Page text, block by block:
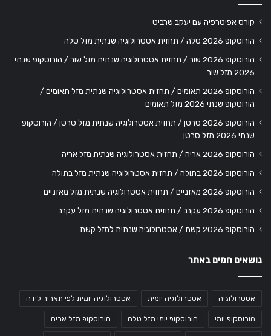
קורס אפיטרפיה עם יעקב שרביט
הורוסקופ 2026 טלה / תחזית אסטרולוגיה שנתית מזל טלה
הורוסקופ 2026 שור / תחזית אסטרולוגיה שנתית מזל שור / הורוסקופ שנתי
2026 מזל שור
הורוסקופ 2026 תאומים / תחזית אסטרולוגיה שנתית מזל תאומים /
הורוסקופ שנתי 2026 מזל תאומים
הורוסקופ 2026 סרטן / תחזית אסטרולוגיה שנתית מזל סרטן / הורוסקופ
שנתי 2026 מזל סרטן
הורוסקופ 2026 אריה / תחזית אסטרולוגיה שנתית מזל אריה
הורוסקופ 2026 בתולה / תחזית אסטרולוגיה שנתית מזל בתולה
הורוסקופ 2026 מאזניים / תחזית אסטרולוגיה שנתית מזל מאזניים
הורוסקופ 2026 עקרב / תחזית אסטרולוגיה שנתית מזל עקרב
הורוסקופ 2026 קשת / אסטרולוגיה שנתית למזל קשת
נושאים חמים באתר
אסטרולוגיה אסטרולוגיה יומית אסטרולוגיה יומית לפי תאריך לידה
הורוסקופ יומי הורוסקופ יומי מזל טלה הורוסקופ מזל אריה